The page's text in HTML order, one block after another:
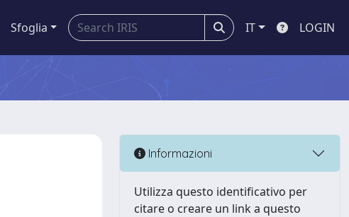
Sfoglia IT LOGIN
Informazioni
Utilizza questo identificativo per
citare o creare un link a questo